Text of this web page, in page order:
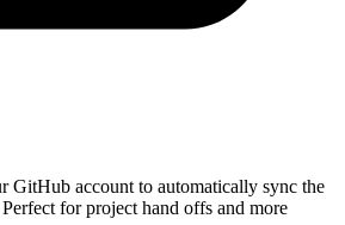
GitHub account to automatically sync the
for project hand offs and more